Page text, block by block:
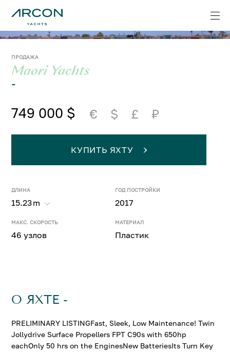
ПРОДАЖА
Maori Yachts
-
749 000 $ € $ £ ₽
ДЛИНА
15.23m
ГОД ПОСТРОЙКИ
2017
МАКС. СКОРОСТЬ
46 узлов
МАТЕРИАЛ
Пластик
КУПИТЬ ЯХТУ
О ЯХТЕ -
PRELIMINARY LISTINGFast, Sleek, Low Maintenance! Twin
Jollydrive Surface Propellers FPT C90s with 650hp
eachOnly 50 hrs on the EnginesNew BatteriesIts Turn Key